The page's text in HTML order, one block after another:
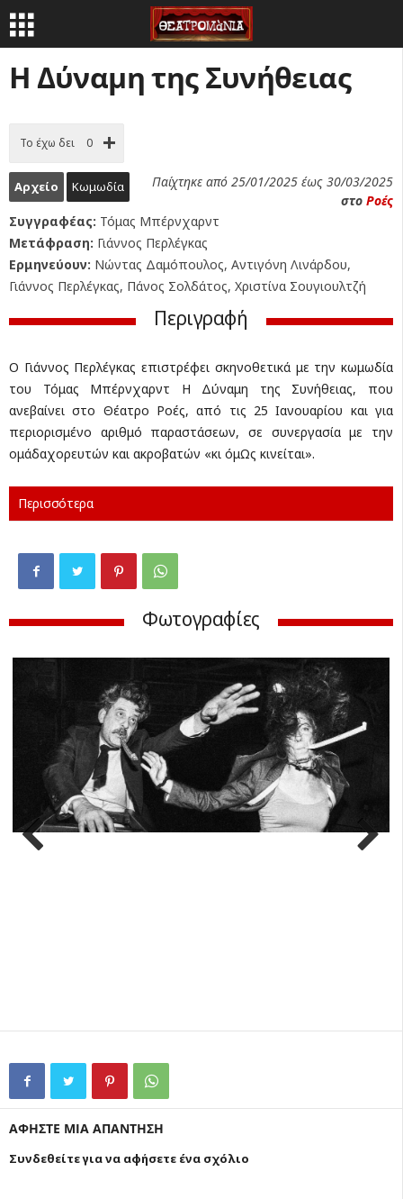
Η Δύναμη της Συνήθειας
Το έχω δει 0
Αρχείο Κωμωδία
Παίχτηκε από 25/01/2025 έως 30/03/2025
στο Ροές
Συγγραφέας: Τόμας Μπέρνχαρντ
Μετάφραση: Γιάννος Περλέγκας
Ερμηνεύουν: Νώντας Δαμόπουλος, Αντιγόνη Λινάρδου,
Γιάννος Περλέγκας, Πάνος Σολδάτος, Χριστίνα Σουγιουλτζή
Περιγραφή
Ο Γιάννος Περλέγκας επιστρέφει σκηνοθετικά με την κωμωδία
του Τόμας Μπέρνχαρντ Η Δύναμη της Συνήθειας, που
ανεβαίνει στο Θέατρο Ροές, από τις 25 Ιανουαρίου και για
περιορισμένο αριθμό παραστάσεων, σε συνεργασία με την
ομάδαχορευτών και ακροβατών «κι όμΩς κινείται».
Περισσότερα
Φωτογραφίες
ΑΦΗΣΤΕ ΜΙΑ ΑΠΑΝΤΗΣΗ
Συνδεθείτε για να αφήσετε ένα σχόλιο